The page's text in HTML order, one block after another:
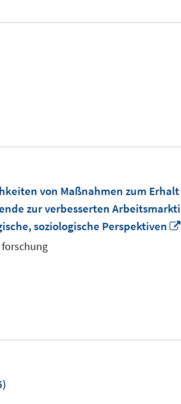
von Maßnahmen zum
zur verbesserten
soziologische Perspektiven